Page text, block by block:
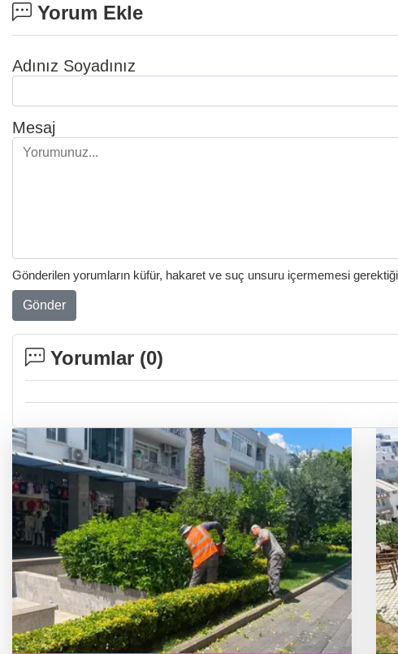
Yorum Ekle
Adınız Soyadınız
Mesaj
Gönderilen yorumların küfür, hakaret ve suç unsuru içermemesi
Gönder
Yorumlar (0)